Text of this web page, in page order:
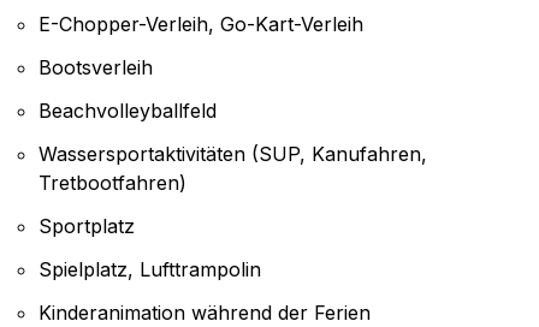
E-Chopper-Verleih, Go-Kart-Verleih
Bootsverleih
Beachvolleyballfeld
Wassersportaktivitäten (SUP, Kanufahren,
Tretbootfahren)
Sportplatz
Spielplatz, Lufttrampolin
Kinderanimation während der Ferien